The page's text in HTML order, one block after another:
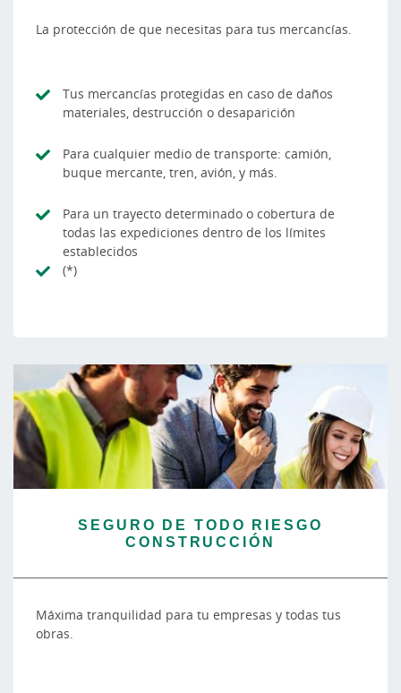
La protección de que necesitas para tus mercancías.
Tus mercancías protegidas en caso de daños
materiales, destrucción o desaparición
Para cualquier medio de transporte: camión,
buque mercante, tren, avión, y más.
Para un trayecto determinado o cobertura de
todas las expediciones dentro de los límites
establecidos
(*)
SEGURO DE TODO RIESGO
CONSTRUCCIÓN
Máxima tranquilidad para tu empresas y todas tus
obras.